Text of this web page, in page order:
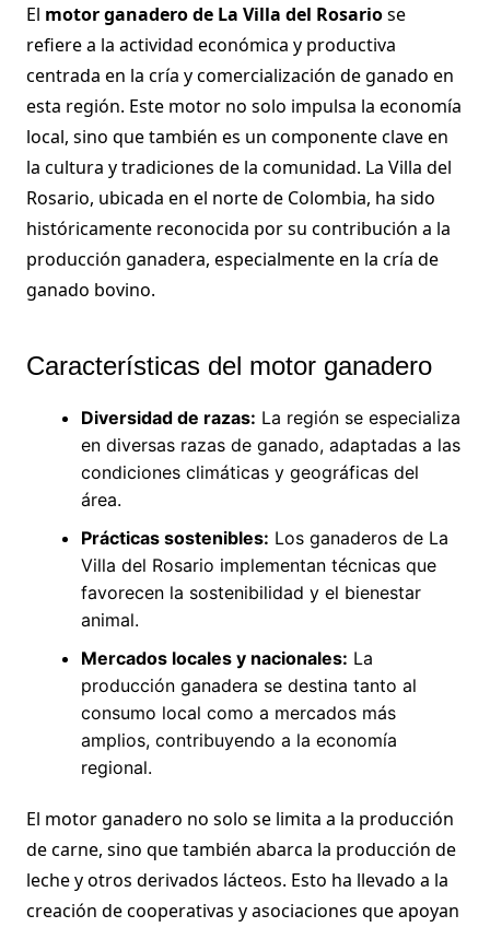
El motor ganadero de La Villa del Rosariose
refiere a la actividad económica y productiva
centrada en la cría y comercialización de ganado en
esta región. Este motor no solo impulsa la economía
local, sino que también es un componente clave en
la cultura y tradiciones de la comunidad. La Villa del
Rosario, ubicada en el norte de Colombia, ha sido
históricamente reconocida por su contribución a la
producción ganadera, especialmente en la cría de
ganado bovino.
Características del motor ganadero
Diversidad de razas: La región se especializa
en diversas razas de ganado, adaptadas a las
condiciones climáticas y geográficas del
área.
Prácticas sostenibles: Los ganaderos de La
Villa del Rosario implementan técnicas que
favorecen la sostenibilidad y el bienestar
animal.
Mercados locales y nacionales: La
producción ganadera se destina tanto al
consumo local como a mercados más
amplios, contribuyendo a la economía
regional.
El motor ganadero no solo se limita a la producción
de carne, sino que también abarca la producción de
leche y otros derivados lácteos. Esto ha llevado a la
creación de cooperativas y asociaciones que apoyan